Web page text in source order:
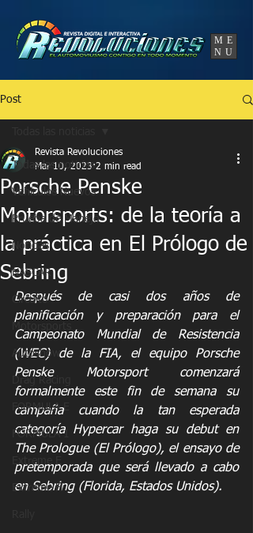
ME
NU
Post
Todas las noticias
Vehículos Nuevos
Prueba de Manejo
Noticias
NASCAR
Circuito
Motorsports
Autoshow
Drag Racing
FORMULA E
FORMULA 1
Extreme E
Extreme H
Porsche Penske
Motorsports: de la teoría a
la práctica en El Prólogo de
Sebring
Revista Revoluciones
Mar 10, 2023 2 min read
Después de casi dos años de
planificación y preparación para el
Campeonato Mundial de Resistencia
(WEC) de la FIA, el equipo Porsche
Penske Motorsport comenzará
formalmente este fin de semana su
campaña cuando la tan esperada
categoría Hypercar haga su debut en
The Prologue (El Prólogo), el ensayo de
pretemporada que será llevado a cabo
en Sebring (Florida, Estados Unidos).